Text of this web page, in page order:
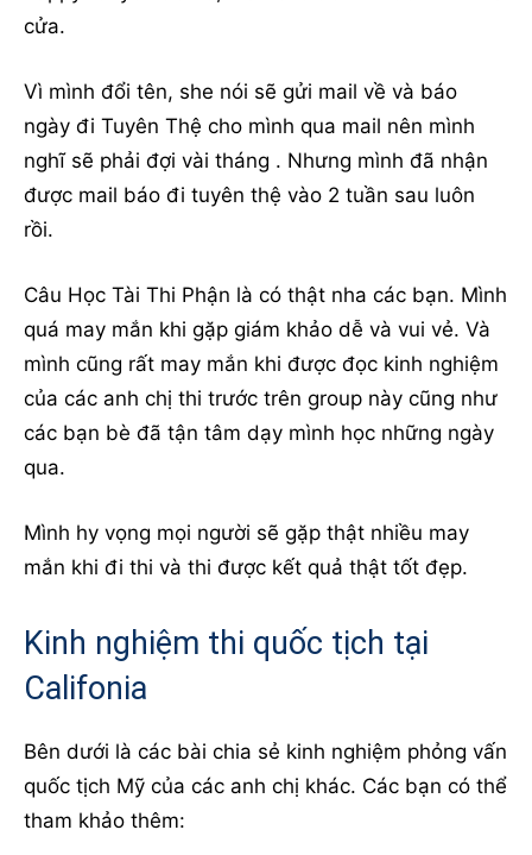
cửa.
Vì mình đổi tên, she nói sẽ gửi mail về và báo
ngày đi Tuyên Thệ cho mình qua mail nên mình
nghĩ sẽ phải đợi vài tháng . Nhưng mình đã nhận
được mail báo đi tuyên thệ vào 2 tuần sau luôn
rồi.
Câu Học Tài Thi Phận là có thật nha các bạn. Mình
quá may mắn khi gặp giám khảo dễ và vui vẻ. Và
mình cũng rất may mắn khi được đọc kinh nghiệm
của các anh chị thi trước trên group này cũng như
các bạn bè đã tận tâm dạy mình học những ngày
qua.
Mình hy vọng mọi người sẽ gặp thật nhiều may
mắn khi đi thi và thi được kết quả thật tốt đẹp.
Kinh nghiệm thi quốc tịch tại
Califonia
Bên dưới là các bài chia sẻ kinh nghiệm phỏng vấn
quốc tịch Mỹ của các anh chị khác. Các bạn có thể
tham khảo thêm: